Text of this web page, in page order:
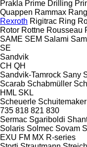
Prakla Prime Drilling
Quappen Rammax
Rexroth Rigitrac Ring
Rotor Rottne Rousseau
SAME SEM Salami
SE
Sandvik
CH QH
Sandvik-Tamrock Sany
Scarab Schabmüller
HML SKL
Scheuerle Schuitemaker
735 818 821 830
Sermac Sgariboldi
Solaris Solmec Sovam
EXU FM MX R-series